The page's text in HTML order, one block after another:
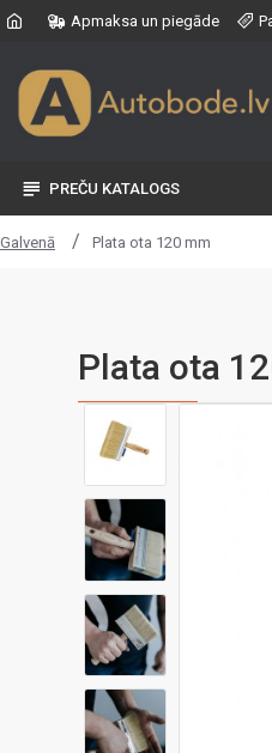
Apmaksa un piegāde
PREČU KATALOGS
Galvenā Plata ota 120 mm
Plata ota